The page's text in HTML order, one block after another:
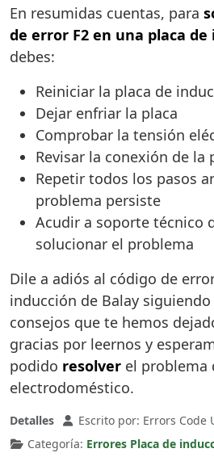
En resumidas cuentas, para
de error F2 en una placa
debes:
Reiniciar la placa de
Dejar enfriar la placa
Comprobar la tensión
Revisar la conexión de la
Repetir todos los pasos
problema persiste
Acudir a soporte técnico
solucionar el problema
Dile a adiós al código de
inducción de Balay
consejos que te hemos
gracias por leernos y
podido resolver el problema
electrodoméstico.
Detalles Escrito por: Errors Code
Categoría: Errores Placa de